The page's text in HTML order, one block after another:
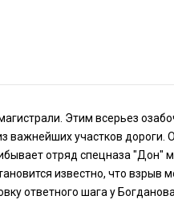
Этим всерьез
участков дороги.
отряд спецназа "Дон"
известно, что взрыв
ответного шага у